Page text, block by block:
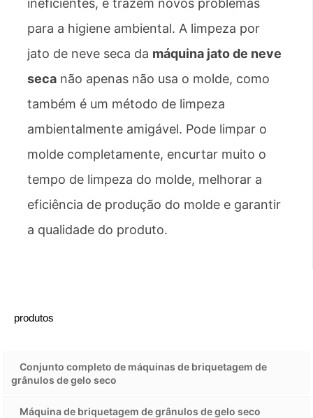
para a higiene ambiental. A limpeza por
jato de neve seca da máquina jato de neve
seca não apenas não usa o molde, como
também é um método de limpeza
ambientalmente amigável. Pode limpar o
molde completamente, encurtar muito o
tempo de limpeza do molde, melhorar a
eficiência de produção do molde e garantir
a qualidade do produto.
produtos
Conjunto completo de máquinas de briquetagem de
grânulos de gelo seco
Máquina de briquetagem de grânulos de gelo seco